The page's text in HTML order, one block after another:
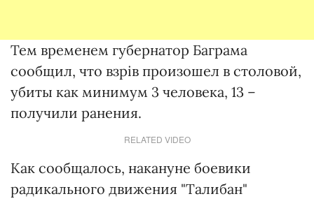
Тем временем губернатор Баграма
сообщил, что взрів произошел в столовой,
убиты как минимум 3 человека, 13 –
получили ранения.
RELATED VIDEO
Как сообщалось, накануне боевики
радикального движения "Талибан"